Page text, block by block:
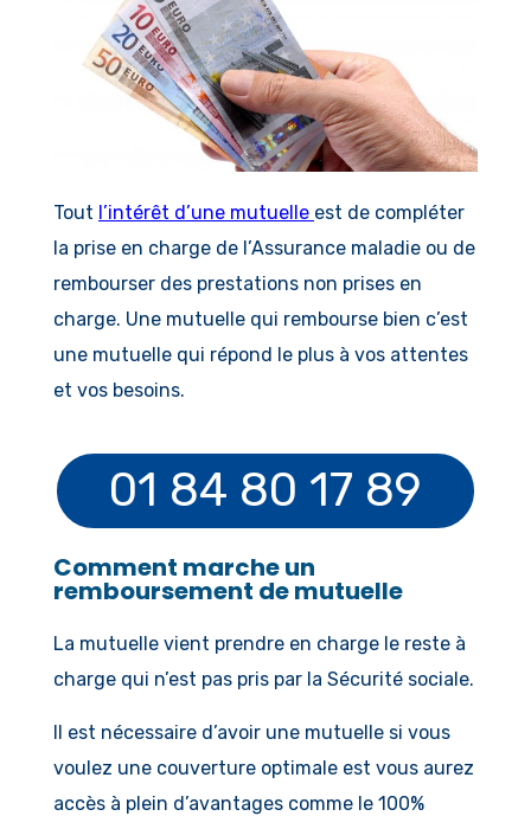
Tout l’intérêt d’une mutuelle est de compléter
la prise en charge de l’Assurance maladie ou de
rembourser des prestations non prises en
charge. Une mutuelle qui rembourse bien c’est
une mutuelle qui répond le plus à vos attentes
et vos besoins.
01 84 80 17 89
Comment marche un
remboursement de mutuelle
La mutuelle vient prendre en charge le reste à
charge qui n’est pas pris par la Sécurité sociale.
Il est nécessaire d’avoir une mutuelle si vous
voulez une couverture optimale est vous aurez
accès à plein d’avantages comme le 100%